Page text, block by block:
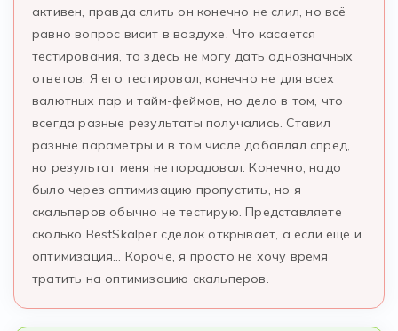
активен, правда слить он конечно не слил, но всё
равно вопрос висит в воздухе. Что касается
тестирования, то здесь не могу дать однозначных
ответов. Я его тестировал, конечно не для всех
валютных пар и тайм-феймов, но дело в том, что
всегда разные результаты получались. Ставил
разные параметры и в том числе добавлял спред,
но результат меня не порадовал. Конечно, надо
было через оптимизацию пропустить, но я
скальперов обычно не тестирую. Представляете
сколько BestSkalper сделок открывает, а если ещё и
оптимизация… Короче, я просто не хочу время
тратить на оптимизацию скальперов.